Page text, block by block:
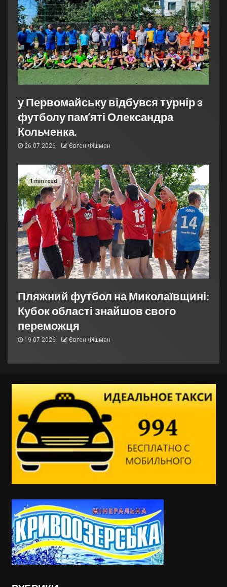
у Первомайську відбувся турнір з
футболу пам’яті Олександра
Кольченка.
26.07.2026 Євген Фішман
1 min read
Пляжний футбол на Миколаївщині:
Кубок області знайшов свого
переможця
19.07.2026 Євген Фішман